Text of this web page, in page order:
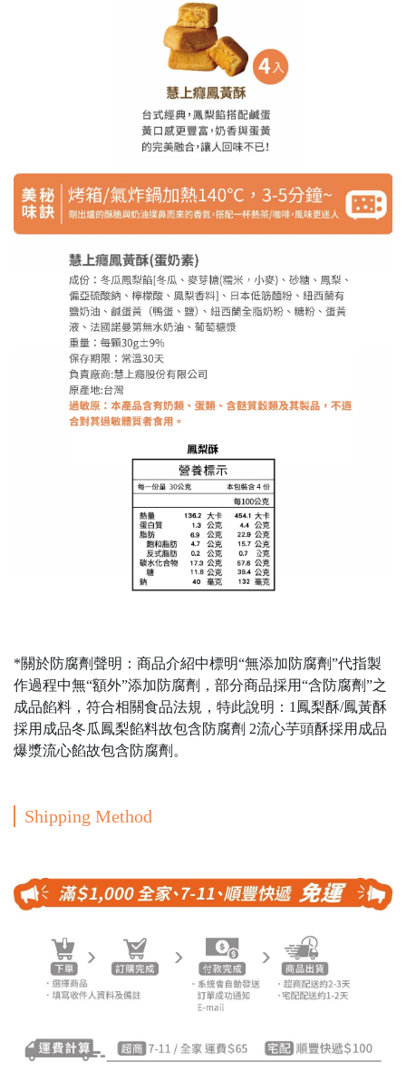
*關於防腐劑聲明：商品介紹中標明“無添加防腐劑”代指製
作過程中無“額外”添加防腐劑，部分商品採用“含防腐劑”之
成品餡料，符合相關食品法規，特此說明：1鳳梨酥/鳳黃酥
採用成品冬瓜鳳梨餡料故包含防腐劑 2流心芋頭酥採用成品
爆漿流心餡故包含防腐劑。
Shipping Method